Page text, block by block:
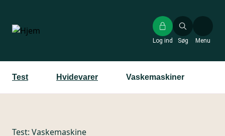
hovedindhold
Søg
Log ind Menu
Test Hvidevarer Vaskemaskiner
Test: Vaskemaskine